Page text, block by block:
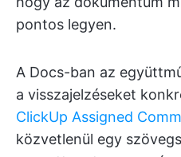
pontos legyen.
A Docs-ban az
a visszajelzéseket
ClickUp Assigned
közvetlenül egy